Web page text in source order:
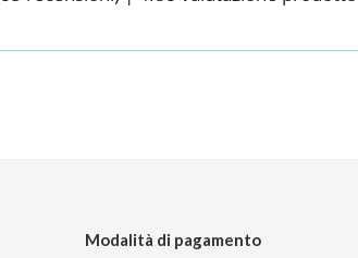
Modalità di pagamento